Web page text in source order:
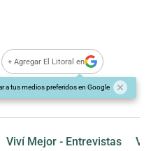
+ Agregar El Litoral en
a tus medios preferidos en Google
Viví Mejor - Entrevistas